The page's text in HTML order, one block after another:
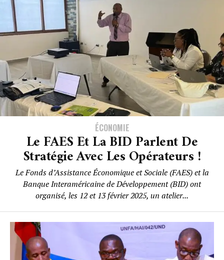
ÉCONOMIE
Le FAES Et La BID Parlent De
Stratégie Avec Les Opérateurs !
Le Fonds d’Assistance Économique et Sociale (FAES) et la
Banque Interaméricaine de Développement (BID) ont
organisé, les 12 et 13 février 2025, un atelier...